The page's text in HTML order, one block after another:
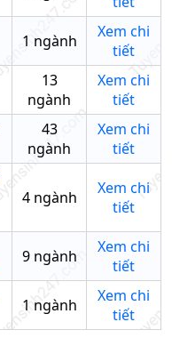
1 ngành
Xem chi
tiết
13
ngành
Xem chi
tiết
43
ngành
Xem chi
tiết
4ngành
Xem chi
tiết
9ngành
Xem chi
tiết
1 ngành
Xem chi
tiết